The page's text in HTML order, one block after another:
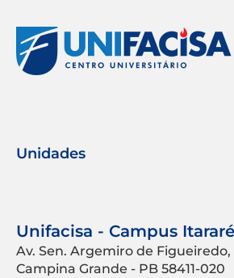
Unidades
Unifacisa - Campus Itararé
Av. Sen. Argemiro de Figueiredo,
Campina Grande - PB 58411-020